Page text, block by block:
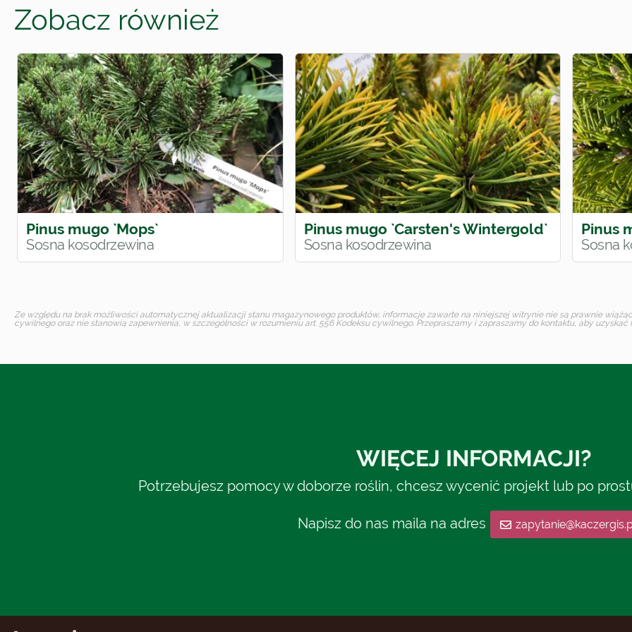
Zobacz również
Pinus mugo `Mops`
Sosna kosodrzewina
Pinus mugo `Carsten's Wintergold`
Sosna kosodrzewina
Pinus
Sosna
Ze względu na brak możliwości automatycznej aktualizacji stanu magazynowego produktów, informacje zawarte na niniejszej witrynie nie są prawnie
cywilnego oraz nie stanowią zapewnienia, w szczególności w rozumieniu art. 556 Kodeksu cywilnego. Przepraszamy i zapraszamy do kontaktu, aby
WIĘCEJ INFORMACJI?
Potrzebujesz pomocy w doborze roślin, chcesz wycenić projekt lub po
Napisz do nas maila na adres